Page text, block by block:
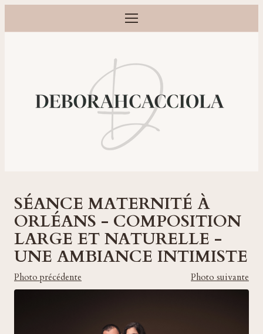
Ouvrir le menu
Photographe grossesse, naissance, bébé et famille à Orléans
SÉANCE MATERNITÉ À
ORLÉANS - COMPOSITION
LARGE ET NATURELLE -
UNE AMBIANCE INTIMISTE
Photo précédente Photo suivante